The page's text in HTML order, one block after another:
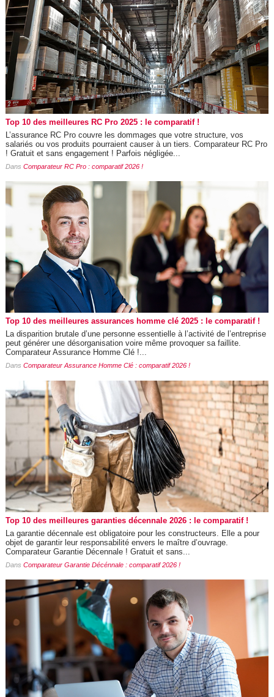
Top 10 des meilleures RC Pro 2025 : le comparatif !
L’assurance RC Pro couvre les dommages que votre structure, vos
salariés ou vos produits pourraient causer à un tiers. Comparateur RC Pro
! Gratuit et sans engagement ! Parfois négligée...
Dans Comparateur RC Pro : comparatif 2026 !
Top 10 des meilleures assurances homme clé 2025 : le comparatif !
La disparition brutale d’une personne essentielle à l’activité de l’entreprise
peut générer une désorganisation voire même provoquer sa faillite.
Comparateur Assurance Homme Clé !...
Dans Comparateur Assurance Homme Clé : comparatif 2026 !
Top 10 des meilleures garanties décennale 2026 : le comparatif !
La garantie décennale est obligatoire pour les constructeurs. Elle a pour
objet de garantir leur responsabilité envers le maître d’ouvrage.
Comparateur Garantie Décennale ! Gratuit et sans...
Dans Comparateur Garantie Décénnale : comparatif 2026 !